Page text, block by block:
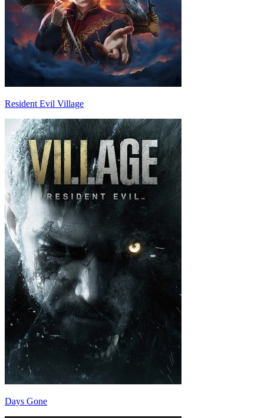
Resident Evil Village
Days Gone